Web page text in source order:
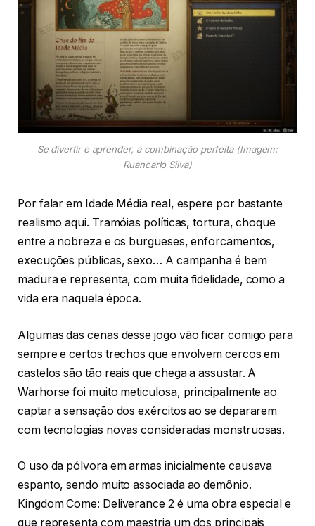
Se divertir e aprender, a combinação perfeita (Imagem:
Ruancarlo Silva)
Por falar em Idade Média real, espere por bastante
realismo aqui. Tramóias políticas, tortura, choque
entre a nobreza e os burgueses, enforcamentos,
execuções públicas, sexo… A campanha é bem
madura e representa, com muita fidelidade, como a
vida era naquela época.
Algumas das cenas desse jogo vão ficar comigo para
sempre e certos trechos que envolvem cercos em
castelos são tão reais que chega a assustar. A
Warhorse foi muito meticulosa, principalmente ao
captar a sensação dos exércitos ao se depararem
com tecnologias novas consideradas monstruosas.
O uso da pólvora em armas inicialmente causava
espanto, sendo muito associada ao demônio.
Kingdom Come: Deliverance 2 é uma obra especial e
que representa com maestria um dos principais